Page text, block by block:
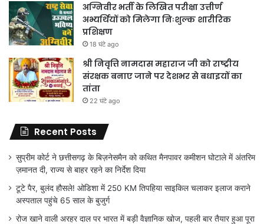
अग्निवीर भर्ती के लिखित परीक्षा उत्तीर्ण
अभ्यर्थियों को मिलेगा निःशुल्क शारीरिक
प्रशिक्षण
18 घंटे ago
श्री निवृत्ति नामदास महाराज जी को राष्ट्रीय
संरक्षक बनाए जाने पर देशभर से बधाइयों का
तांता
22 घंटे ago
Recent Posts
सुप्रीम कोर्ट ने छत्तीसगढ़ के बिज़नेसमैन को कथित मैनपावर कमीशन घोटाले में अंतरिम
ज़मानत दी, राज्य से बाहर रहने का निर्देश दिया
टूटे पैर, बुलंद हौसले! ओडिशा में 250 KM तिपहिया साइकिल चलाकर इलाज कराने
अस्पताल पहुंचे 65 साल के बुजुर्ग
रोज खाने वाली अरहर दाल पर भारत में बड़ी वैज्ञानिक खोज, पहली बार तैयार हुआ पूरा